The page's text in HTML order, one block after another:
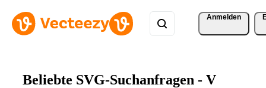
Anmelden
Beliebte SVG-Suchanfragen - V